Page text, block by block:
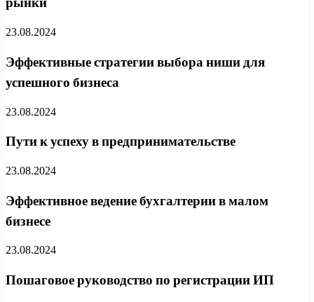
23.08.2024
Эффективные стратегии выбора ниши для
успешного бизнеса
23.08.2024
Пути к успеху в предпринимательстве
23.08.2024
Эффективное ведение бухгалтерии в малом
бизнесе
23.08.2024
Пошаговое руководство по регистрации ИП